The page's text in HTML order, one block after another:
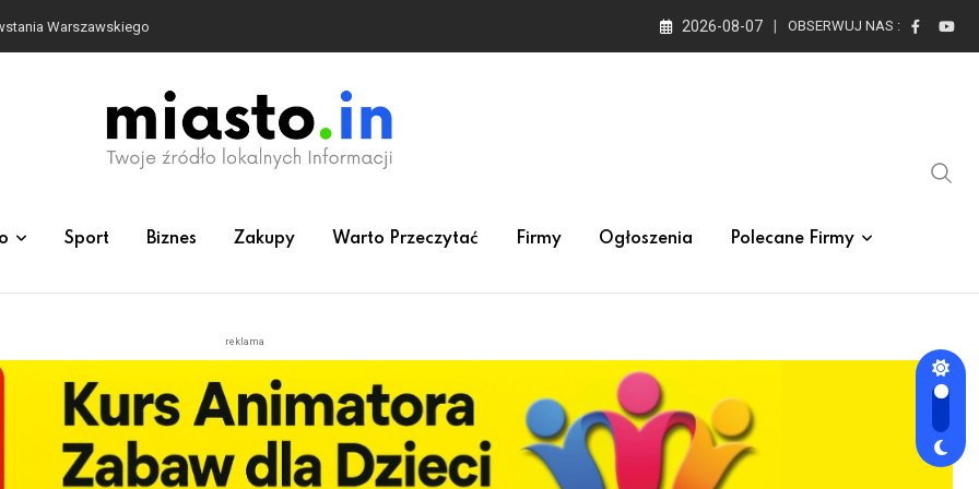
Warszawskiego 2026-08-07 OBSERWUJ NAS :
Sport Biznes Zakupy Warto Przeczytać Firmy Ogłoszenia Polecane Firmy
reklama